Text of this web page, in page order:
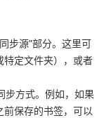
步源”部分。这里可
特定文件夹），或者
步方式。例如，如果
保存的书签，可以